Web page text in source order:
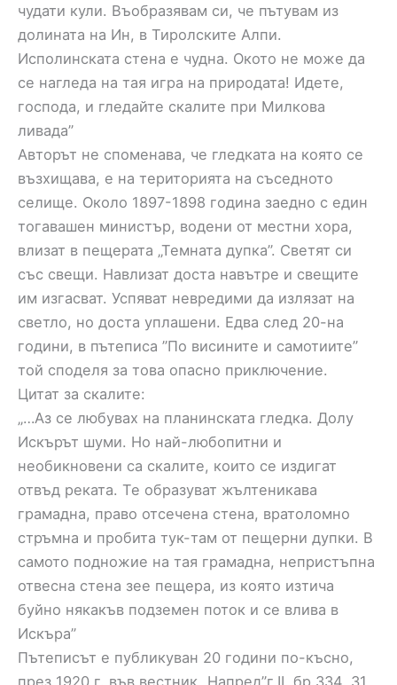
чудати кули. Въобразявам си, че пътувам из
долината на Ин, в Тиролските Алпи.
Исполинската стена е чудна. Окото не може да
се нагледа на тая игра на природата! Идете,
господа, и гледайте скалите при Милкова
ливада”
Авторът не споменава, че гледката на която се
възхищава, е на територията на съседното
селище. Около 1897-1898 година заедно с един
тогавашен министър, водени от местни хора,
влизат в пещерата „Темната дупка”. Светят си
със свещи. Навлизат доста навътре и свещите
им изгасват. Успяват невредими да излязат на
светло, но доста уплашени. Едва след 20-на
години, в пътеписа ”По висините и самотиите”
той споделя за това опасно приключение.
Цитат за скалите:
„…Аз се любувах на планинската гледка. Долу
Искърът шуми. Но най-любопитни и
необикновени са скалите, които се издигат
отвъд реката. Те образуват жълтеникава
грамадна, право отсечена стена, вратоломно
стръмна и пробита тук-там от пещерни дупки. В
самото подножие на тая грамадна, непристъпна
отвесна стена зее пещера, из която изтича
буйно някакъв подземен поток и се влива в
Искъра”
Пътеписът е публикуван 20 години по-късно,
през 1920 г. във вестник „Напред”г.II, бр.334, 31